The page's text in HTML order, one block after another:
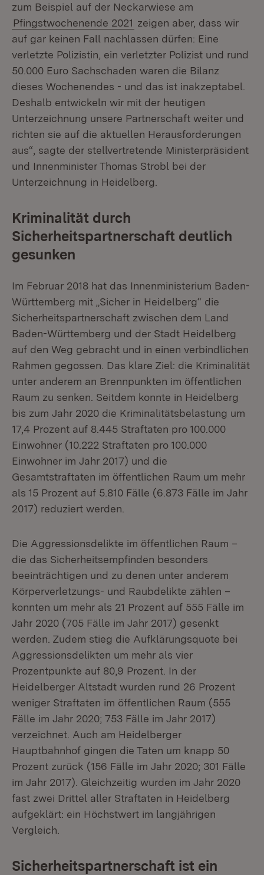
zum Beispiel auf der Neckarwiese am
Pfingstwochenende 2021 zeigen aber, dass wir
auf gar keinen Fall nachlassen dürfen: Eine
verletzte Polizistin, ein verletzter Polizist und rund
50.000 Euro Sachschaden waren die Bilanz
dieses Wochenendes - und das ist inakzeptabel.
Deshalb entwickeln wir mit der heutigen
Unterzeichnung unsere Partnerschaft weiter und
richten sie auf die aktuellen Herausforderungen
aus“, sagte der stellvertretende Ministerpräsident
und Innenminister Thomas Strobl bei der
Unterzeichnung in Heidelberg.
Kriminalität durch
Sicherheitspartnerschaft deutlich
gesunken
Im Februar 2018 hat das Innenministerium Baden-
Württemberg mit „Sicher in Heidelberg“ die
Sicherheitspartnerschaft zwischen dem Land
Baden-Württemberg und der Stadt Heidelberg
auf den Weg gebracht und in einen verbindlichen
Rahmen gegossen. Das klare Ziel: die Kriminalität
unter anderem an Brennpunkten im öffentlichen
Raum zu senken. Seitdem konnte in Heidelberg
bis zum Jahr 2020 die Kriminalitätsbelastung um
17,4 Prozent auf 8.445 Straftaten pro 100.000
Einwohner (10.222 Straftaten pro 100.000
Einwohner im Jahr 2017) und die
Gesamtstraftaten im öffentlichen Raum um mehr
als 15 Prozent auf 5.810 Fälle (6.873 Fälle im Jahr
2017) reduziert werden.
Die Aggressionsdelikte im öffentlichen Raum –
die das Sicherheitsempfinden besonders
beeinträchtigen und zu denen unter anderem
Körperverletzungs- und Raubdelikte zählen –
konnten um mehr als 21 Prozent auf 555 Fälle im
Jahr 2020 (705 Fälle im Jahr 2017) gesenkt
werden. Zudem stieg die Aufklärungsquote bei
Aggressionsdelikten um mehr als vier
Prozentpunkte auf 80,9 Prozent. In der
Heidelberger Altstadt wurden rund 26 Prozent
weniger Straftaten im öffentlichen Raum (555
Fälle im Jahr 2020; 753 Fälle im Jahr 2017)
verzeichnet. Auch am Heidelberger
Hauptbahnhof gingen die Taten um knapp 50
Prozent zurück (156 Fälle im Jahr 2020; 301 Fälle
im Jahr 2017). Gleichzeitig wurden im Jahr 2020
fast zwei Drittel aller Straftaten in Heidelberg
aufgeklärt: ein Höchstwert im langjährigen
Vergleich.
Sicherheitspartnerschaft ist ein